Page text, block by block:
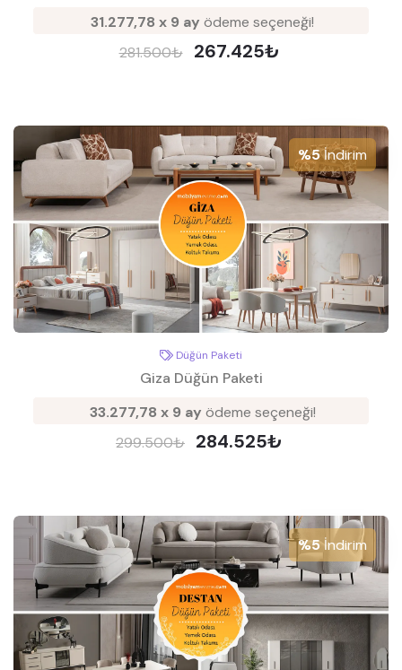
31.277,78 x 9 ay ödeme seçeneği!
281.500₺
267.425₺
%5İndirim
Düğün Paketi
Giza Düğün Paketi
33.277,78 x 9 ay ödeme seçeneği!
299.500₺
284.525₺
%5İndirim